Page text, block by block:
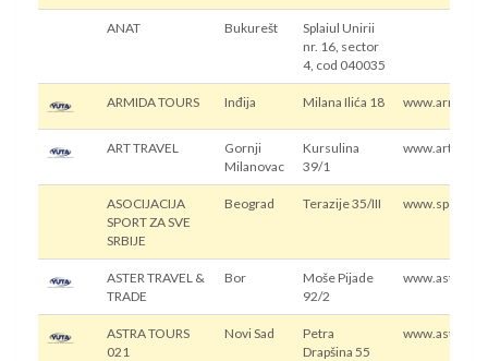
ANAT Bukurešt
Splaiul Unirii
nr. 16, sector
4, cod 040035
ARMIDA TOURS Inđija Milana Ilića 18
ART TRAVEL
Gornji
Milanovac
Kursulina
39/1
ASOCIJACIJA
SPORT ZA SVE
SRBIJE
Beograd Terazije 35/III
ASTER TRAVEL &
TRADE
Bor
Moše Pijade
92/2
www.aster.rs
ASTRA TOURS
021
Novi Sad
Petra
Drapšina 55